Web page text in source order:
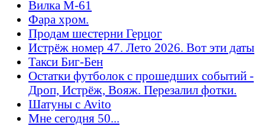
Вилка М-61
Фара хром.
Продам шестерни Герцог
Истрёж номер 47. Лето 2026. Вот эти даты
Такси Биг-Бен
Остатки футболок с прошедших событий -
Дроп, Истрёж, Вояж. Перезалил фотки.
Шатуны с Avito
Мне сегодня 50...